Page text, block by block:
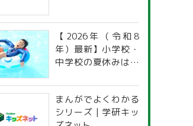
【2026年（令和8
年）最新】小学校・
中学校の夏休みはい
道府県別「夏季休暇
一覧」
まんがでよくわかる
シリーズ | 学研キッ